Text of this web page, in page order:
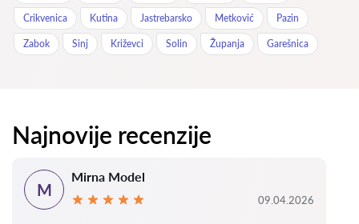
Crikvenica Kutina Jastrebarsko Metković Pazin
Zabok Sinj Križevci Solin Županja Garešnica
Najnovije recenzije
M
Mirna Model
09.04.2026